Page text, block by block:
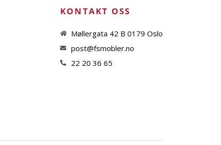
KONTAKT OSS
Møllergata 42 B 0179 Oslo
post@fsmobler.no
22 20 36 65